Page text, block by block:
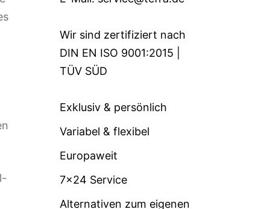
Wir sind zertifiziert nach
DIN EN ISO 9001:2015 |
TÜV SÜD
Exklusiv & persönlich
Variabel & flexibel
Europaweit
7×24 Service
Alternativen zum eigenen